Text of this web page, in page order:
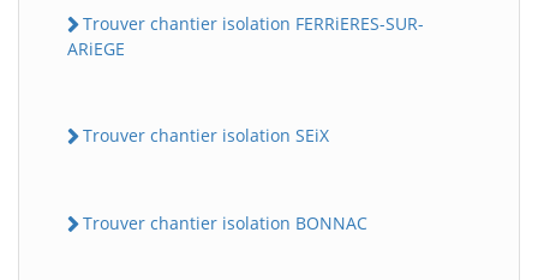
Trouver chantier isolation FERRiERES-SUR-
ARiEGE
Trouver chantier isolation SEiX
Trouver chantier isolation BONNAC